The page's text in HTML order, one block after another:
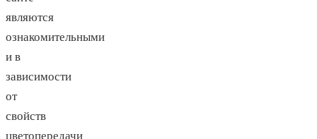
являются
ознакомительными
и в
зависимости
от
свойств
цветопередачи